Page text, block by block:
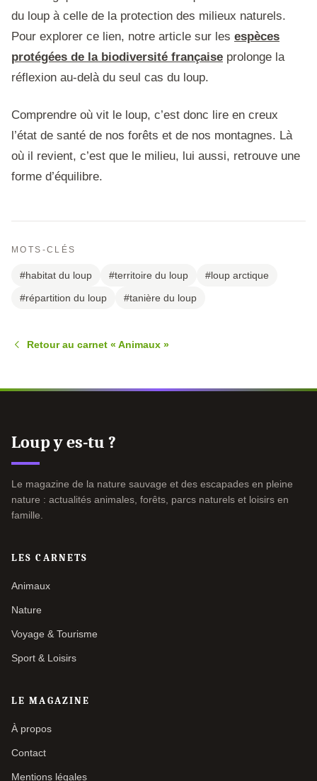
du loup à celle de la protection des milieux naturels.
Pour explorer ce lien, notre article sur les espèces
protégées de la biodiversité française prolonge la
réflexion au-delà du seul cas du loup.
Comprendre où vit le loup, c’est donc lire en creux
l’état de santé de nos forêts et de nos montagnes. Là
où il revient, c’est que le milieu, lui aussi, retrouve une
forme d’équilibre.
MOTS-CLÉS
#habitat du loup #territoire du loup
#loup arctique
#répartition du loup
#tanière du loup
Retour au carnet « Animaux »
Loup y es-tu ?
Le magazine de la nature sauvage et des escapades en pleine
nature : actualités animales, forêts, parcs naturels et loisirs en
famille.
LES CARNETS
Animaux
Nature
Voyage & Tourisme
Sport & Loisirs
LE MAGAZINE
À propos
Contact
Mentions légales